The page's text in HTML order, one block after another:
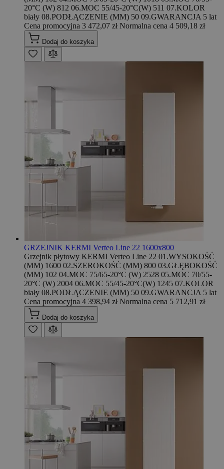
20°C (W) 812 06.MOC 55/45-20°C(W) 511 07.KOLOR
biały 08.PODŁĄCZENIE (MM) 50 09.GWARANCJA 5 lat
Cena promocyjna 3 472,07 zł Normalna cena 4 509,18 zł
Dodaj do koszyka
GRZEJNIK KERMI Verteo Line 22 1600x800
Grzejnik płytowy KERMI Verteo Line 22 01.WYSOKOŚĆ
(MM) 1600 02.SZEROKOŚĆ (MM) 800 03.GŁĘBOKOŚĆ
(MM) 102 04.MOC 75/65-20°C (W) 2528 05.MOC 70/55-
20°C (W) 2004 06.MOC 55/45-20°C(W) 1245 07.KOLOR
biały 08.PODŁĄCZENIE (MM) 50 09.GWARANCJA 5 lat
Cena promocyjna 4 398,94 zł Normalna cena 5 712,91 zł
Dodaj do koszyka